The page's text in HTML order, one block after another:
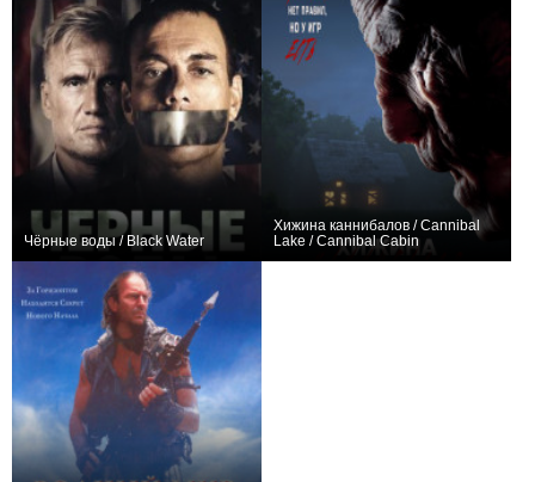
Чёрные воды / Black Water
Хижина каннибалов / Cannibal
Lake / Cannibal Cabin